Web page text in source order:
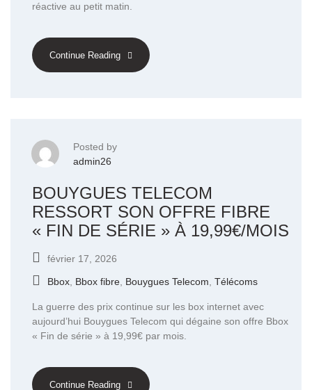
réactive au petit matin.
Continue Reading
Posted by
admin26
BOUYGUES TELECOM
RESSORT SON OFFRE FIBRE
« FIN DE SÉRIE » À 19,99€/MOIS
février 17, 2026
Bbox Bbox fibre Bouygues Telecom Télécoms
La guerre des prix continue sur les box internet avec
aujourd’hui Bouygues Telecom qui dégaine son offre Bbox
« Fin de série » à 19,99€ par mois.
Continue Reading